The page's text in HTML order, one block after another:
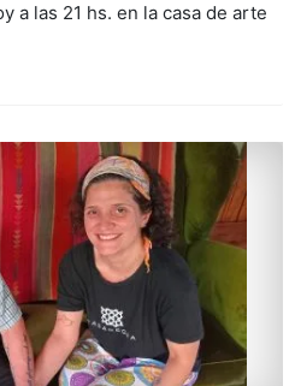
a las 21 hs. en la casa de arte